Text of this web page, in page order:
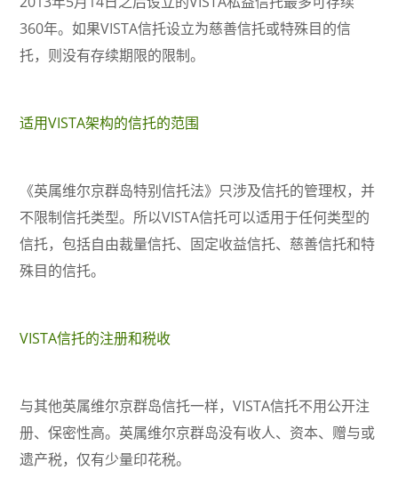
360年。如果VISTA信托设立为慈善信托或特殊目的信
托，则没有存续期限的限制。
适用VISTA架构的信托的范围
《英属维尔京群岛特别信托法》只涉及信托的管理权，并
不限制信托类型。所以VISTA信托可以适用于任何类型的
信托，包括自由裁量信托、固定收益信托、慈善信托和特
殊目的信托。
VISTA信托的注册和税收
与其他英属维尔京群岛信托一样，VISTA信托不用公开注
册、保密性高。英属维尔京群岛没有收人、资本、赠与或
遗产税，仅有少量印花税。